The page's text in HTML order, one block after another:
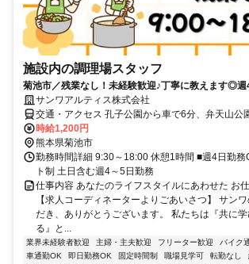
施設内の調理場スタッフ
菊池市／残業なし！未経験歓迎♪丁寧に教えます◎
サンワアルティス株式会社
交通・アクセス 孔子公園から車で6分、弁天山公
車・バイク通勤OK(無料駐車場あり)
時給1,200円
熊本県菊池市
勤務時間詳細 9:30～18:00 休憩1時間 ■週4日勤務
ト制 土日含む週4～5日勤務
仕事内容 あなたのライフスタイルにあわせた お
【求人コーディネーターよりごあいさつ】 サン
だき、ありがとうございます。 私たちは『共に
る』と...
業界未経験者歓迎 主婦・主夫歓迎 フリーター歓迎 バイク
車通勤OK
即日勤務OK 固定時間制 職場見学可 転勤なし